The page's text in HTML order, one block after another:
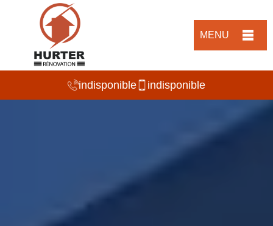
MENU
indisponible indisponible